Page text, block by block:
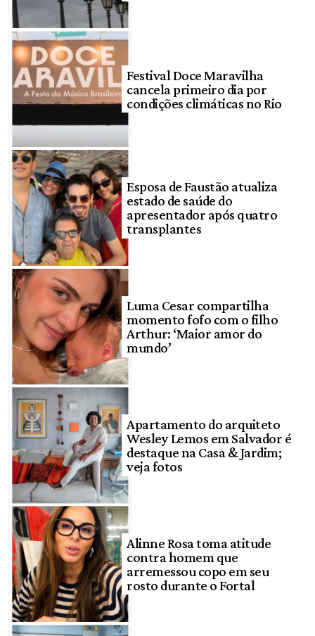
Festival Doce Maravilha
cancela primeiro dia por
condições climáticas no Rio
Esposa de Faustão atualiza
estado de saúde do
apresentador após quatro
transplantes
Luma Cesar compartilha
momento fofo com o filho
Arthur: ‘Maior amor do
mundo’
Apartamento do arquiteto
Wesley Lemos em Salvador é
destaque na Casa & Jardim;
veja fotos
Alinne Rosa toma atitude
contra homem que
arremessou copo em seu
rosto durante o Fortal